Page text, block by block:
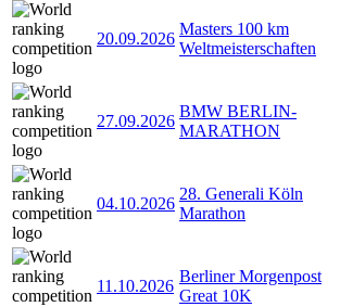
20.09.2026
Masters 100 km
Weltmeisterschaften
27.09.2026
BMW BERLIN-
MARATHON
04.10.2026
28. Generali Köln
Marathon
11.10.2026
Berliner Morgenpost
Great 10K